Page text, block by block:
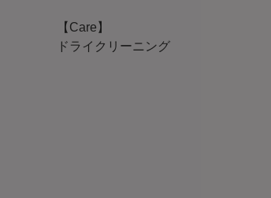
【Care】
ドライクリーニング